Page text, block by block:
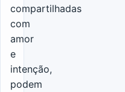
compartilhadas
com
amor
e
intenção,
podem